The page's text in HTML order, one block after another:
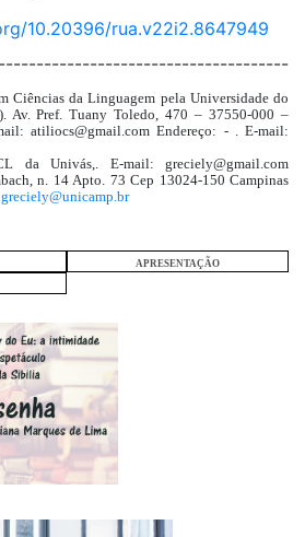
10.20396/rua.v22i2.8647949
Ciências da Linguagem pela Universidade do
Av. Pref. Tuany Toledo, 470 – 37550-000 –
atiliocs@gmail.com Endereço: - . E-mail:
da Univás,. E-mail: greciely@gmail.com
n. 14 Apto. 73 Cep 13024-150 Campinas
greciely@unicamp.br
APRESENTAÇÃO